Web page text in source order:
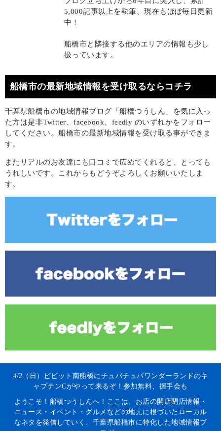
5,000記事以上を執筆、現在もほぼ毎日更新
中！
船橋市と隣接する他のエリアの情報も少し
扱っています。
船橋市の最新地域情報を受け取るならコチラ
千葉県船橋市の地域情報ブログ「船橋つうしん」を気に入っ
た方は是非Twitter、facebook、feedly のいずれかをフォロー
してください。船橋市の最新地域情報を受け取る事ができま
す。
またリアルのお友達にも口コミで広めてくれると、とっても
うれしいです。これからもどうぞよろしくお願いいたしま
す。
4/2（日）ビビット南船橋にチュバチュバワンダーランドのキ
ャプテンCがやって来るぞ！参加無料、握手会も
ようこそ！船橋つうしんへ！ここは、お店の開店閉店情報・
ニュース・イベント・グルメなどの地元に根づいたローカル
なネタを発信していく、千葉県船橋市に特化した地域情報ブ